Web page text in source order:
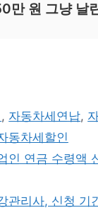
만 원 그냥 날
, 자동차세연납,
동차세할인
인 연금 수령액
관리사, 신청 기